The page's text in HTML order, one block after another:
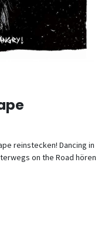
reinstecken! Dancing in
on the Road hören